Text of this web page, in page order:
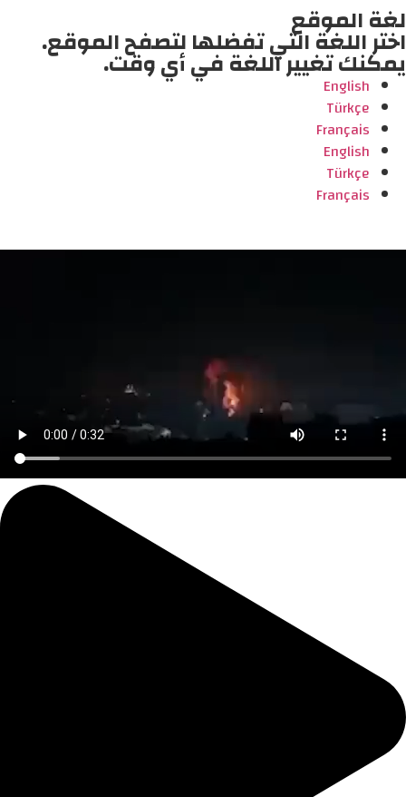
لغة الموقع
اختر اللغة التي تفضلها لتصفح الموقع.
يمكنك تغيير اللغة في أي وقت.
English
Türkçe
Français
English
Türkçe
Français